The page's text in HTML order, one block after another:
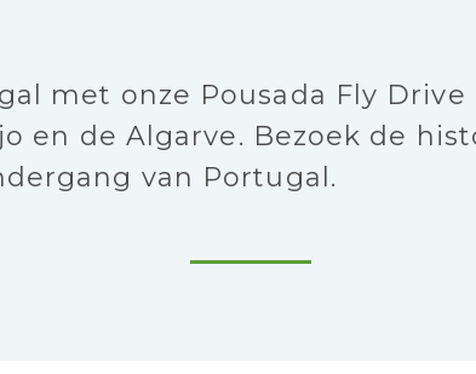
met onze Pousada Fly
en de Algarve. Bezoek de
van Portugal.